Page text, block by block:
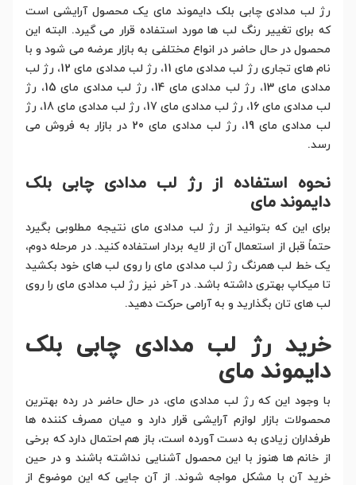
رژ لب مدادی چابی بلک دایموند مای یک محصول آرایشی است
که برای تغییر رنگ لب ها مورد استفاده قرار می گیرد. البته این
محصول در حال حاضر در انواع مختلفی به بازار عرضه می شود و با
نام های تجاری رژ لب مدادی مای 11، رژ لب مدادی مای 12، رژ لب
مدادی مای 13، رژ لب مدادی مای 14، رژ لب مدادی مای 15، رژ
لب مدادی مای 16، رژ لب مدادی مای 17، رژ لب مدادی مای 18، رژ
لب مدادی مای 19، رژ لب مدادی مای 20 در بازار به فروش می
رسد.
نحوه استفاده از رژ لب مدادی چابی بلک
دایموند مای
برای این که بتوانید از رژ لب مدادی مای نتیجه مطلوبی بگیرد
حتماً قبل از استعمال آن از لایه بردار استفاده کنید. در مرحله دوم،
یک خط لب همرنگ رژ لب مدادی مای را روی لب های خود بکشید
تا میکاپ بهتری داشته باشد. در آخر نیز رژ لب مدادی مای را روی
لب های تان بگذارید و به آرامی حرکت دهید.
خرید رژ لب مدادی چابی بلک
دایموند مای
با وجود این که رژ لب مدادی مای، در حال حاضر در رده بهترین
محصولات بازار لوازم آرایشی قرار دارد و میان مصرف کننده ها
طرفداران زیادی به دست آورده است، باز هم احتمال دارد که برخی
از خانم ها هنوز با این محصول آشنایی نداشته باشند و در حین
خرید آن با مشکل مواجه شوند. از آن جایی که این موضوع از